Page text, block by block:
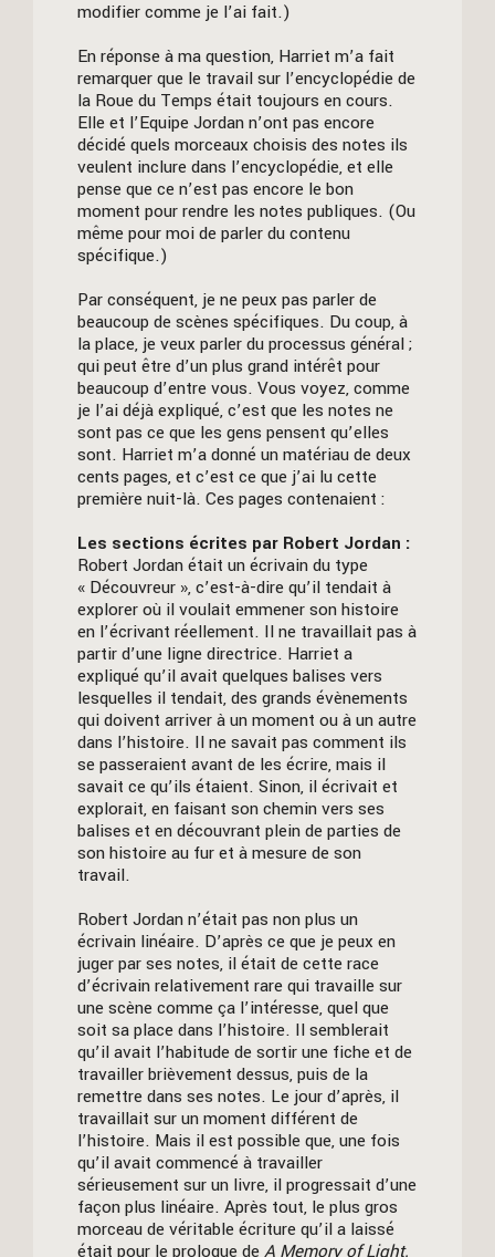
modifier comme je l’ai fait.)
En réponse à ma question, Harriet m’a fait
remarquer que le travail sur l’encyclopédie de
la Roue du Temps était toujours en cours.
Elle et l’Equipe Jordan n’ont pas encore
décidé quels morceaux choisis des notes ils
veulent inclure dans l’encyclopédie, et elle
pense que ce n’est pas encore le bon
moment pour rendre les notes publiques. (Ou
même pour moi de parler du contenu
spécifique.)
Par conséquent, je ne peux pas parler de
beaucoup de scènes spécifiques. Du coup, à
la place, je veux parler du processus général ;
qui peut être d’un plus grand intérêt pour
beaucoup d’entre vous. Vous voyez, comme
je l’ai déjà expliqué, c’est que les notes ne
sont pas ce que les gens pensent qu’elles
sont. Harriet m’a donné un matériau de deux
cents pages, et c’est ce que j’ai lu cette
première nuit-là. Ces pages contenaient :
Les sections écrites par Robert Jordan :
Robert Jordan était un écrivain du type
« Découvreur », c’est-à-dire qu’il tendait à
explorer où il voulait emmener son histoire
en l’écrivant réellement. Il ne travaillait pas à
partir d’une ligne directrice. Harriet a
expliqué qu’il avait quelques balises vers
lesquelles il tendait, des grands évènements
qui doivent arriver à un moment ou à un autre
dans l’histoire. Il ne savait pas comment ils
se passeraient avant de les écrire, mais il
savait ce qu’ils étaient. Sinon, il écrivait et
explorait, en faisant son chemin vers ses
balises et en découvrant plein de parties de
son histoire au fur et à mesure de son
travail.
Robert Jordan n’était pas non plus un
écrivain linéaire. D’après ce que je peux en
juger par ses notes, il était de cette race
d’écrivain relativement rare qui travaille sur
une scène comme ça l’intéresse, quel que
soit sa place dans l’histoire. Il semblerait
qu’il avait l’habitude de sortir une fiche et de
travailler brièvement dessus, puis de la
remettre dans ses notes. Le jour d’après, il
travaillait sur un moment différent de
l’histoire. Mais il est possible que, une fois
qu’il avait commencé à travailler
sérieusement sur un livre, il progressait d’une
façon plus linéaire. Après tout, le plus gros
morceau de véritable écriture qu’il a laissé
était pour le prologue deA Memory of Light.